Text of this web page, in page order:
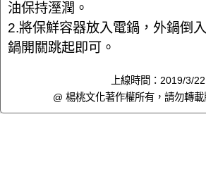
油保持溼潤。
2.將保鮮容器放入電鍋，外鍋倒
鍋開關跳起即可。
上線時間：2019/3/22
@ 楊桃文化著作權所有，請勿轉載